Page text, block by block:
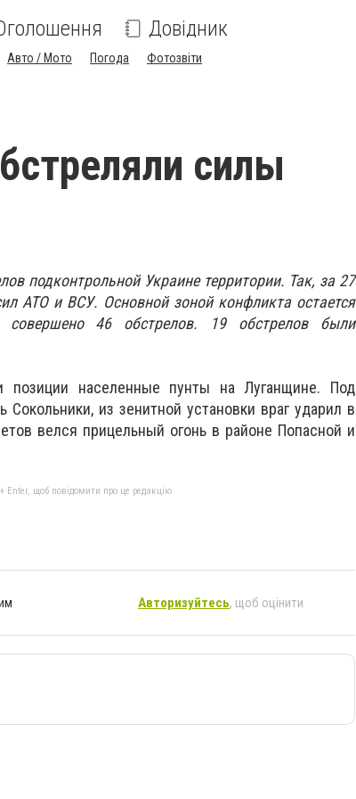
Довідник
Авто / Мото Погода Фотозвіти
силы
подконтрольной Украине территории. Так, за 27
АТО и ВСУ. Основной зоной конфликта остается
совершено 46 обстрелов. 19 обстрелов были
позиции населенные пунты на Луганщине. Под
из зенитной установки враг ударил в
велся прицельный огонь в районе Попасной и
Enter, щоб повідомити про це редакцію
Авторизуйтесь, щоб оцінити